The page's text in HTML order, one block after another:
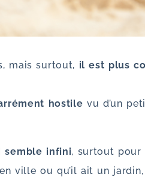
mais surtout, il est plus
hostile vu d’un
semble infini, surtout pour
ville ou qu’il ait un